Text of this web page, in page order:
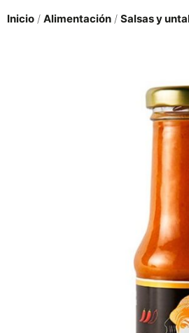
Inicio / Alimentación / Salsas y